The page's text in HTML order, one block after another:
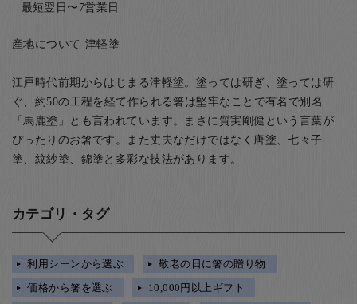
最短翌日〜7営業日
産地について-津軽塗
江戸時代前期からはじまる津軽塗。塗っては研ぎ、塗っては研
ぐ、約50の工程を経て作られる箸は堅牢なことで有名で別名
「馬鹿塗」とも言われています。まさに質実剛健という言葉が
ぴったりのお箸です。また丈夫なだけではなく唐塗、七々子
塗、紋紗塗、錦塗と多彩な技法があります。
カテゴリ・タグ
利用シーンから選ぶ
敬老の日に箸の贈り物
価格から箸を選ぶ
10,000円以上ギフト